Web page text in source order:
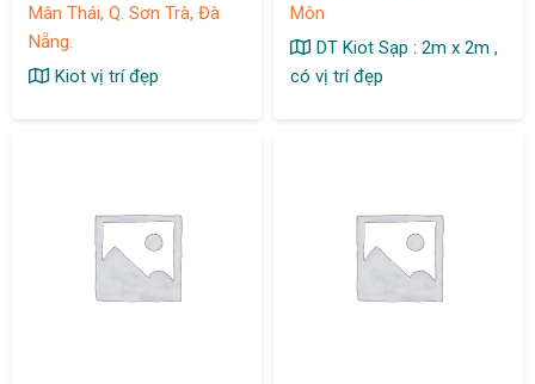
Mân Thái, Q. Sơn Trà, Đà
Nẵng.
Kiot vị trí đẹp
Môn
DT Kiot Sạp : 2m x 2m ,
có vị trí đẹp